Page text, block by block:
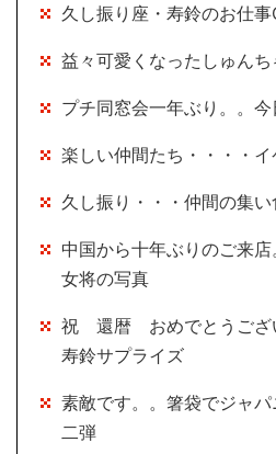
久し振り座・寿鈴のお仕事
益々可愛くなったしゅんち
プチ同窓会一年ぶり。。
楽しい仲間たち・・・・
久し振り・・・仲間の集
中国から十年ぶりのご来
女将の写真
祝 還暦 おめでとうござ
寿鈴サプライズ
素敵です。。箸袋でジャ
二弾